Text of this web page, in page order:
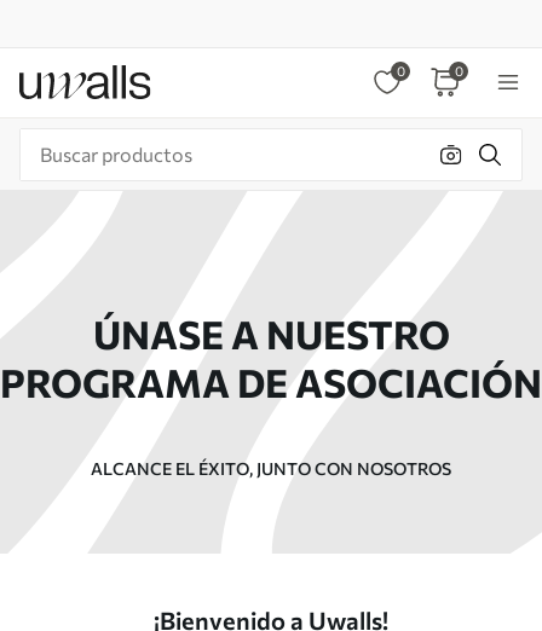
0 0
ÚNASE A NUESTRO
PROGRAMA DE ASOCIACIÓN
ALCANCE EL ÉXITO, JUNTO CON NOSOTROS
¡Bienvenido a Uwalls!